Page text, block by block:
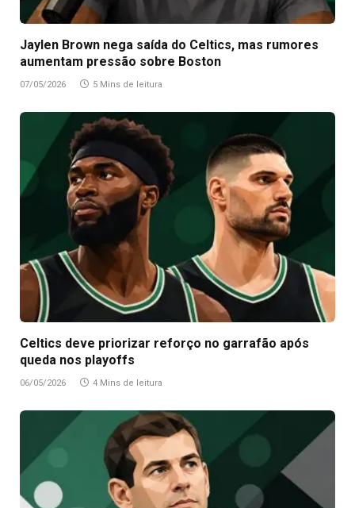
Jaylen Brown nega saída do Celtics, mas rumores
aumentam pressão sobre Boston
07/05/2026 5 Mins de leitura
Celtics deve priorizar reforço no garrafão após
queda nos playoffs
06/05/2026 4 Mins de leitura